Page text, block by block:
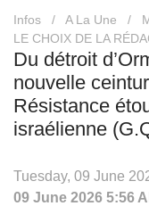
Infos / A La Une /
LE CHOIX DE LA
Du détroit
nouvelle
Résistance
israélienne
Tuesday, 09 June
09 June 2026 5:56